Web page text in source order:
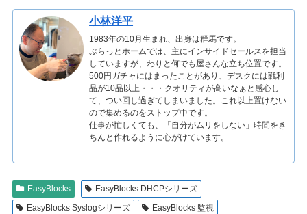
小林洋平
1983年の10月生まれ、出身は群馬です。
ぷらっとホームでは、主にインサイドセールスを担当
していますが、わりと何でも屋さんな立ち位置です。
500円ガチャにはまったことがあり、デスクには戦利
品が10品以上・・・クオリティが高いなぁと感心し
て、つい回し過ぎてしまいました。これ以上置けない
ので集めるのをストップ中です。
仕事が忙しくても、「自分がムリをしない」時間をき
ちんと作れるように心がけています。
EasyBlocks
EasyBlocks DHCPシリーズ
EasyBlocks Syslogシリーズ
EasyBlocks 監視